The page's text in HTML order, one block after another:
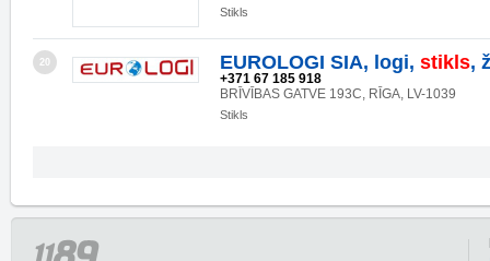
Stikls
20 EUROLOGI SIA, logi, stikls,
+371 67 185 918
BRĪVĪBAS GATVE 193C, RĪGA, LV-1039
Stikls